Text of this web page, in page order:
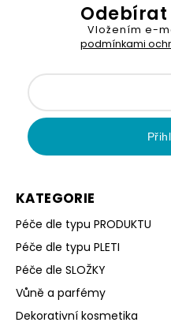
KATEGORIE
Péče dle typu PRODUKTU
Péče dle typu PLETI
Péče dle SLOŽKY
Vůně a parfémy
Dekorativní kosmetika
Vložením e-
podmínkami